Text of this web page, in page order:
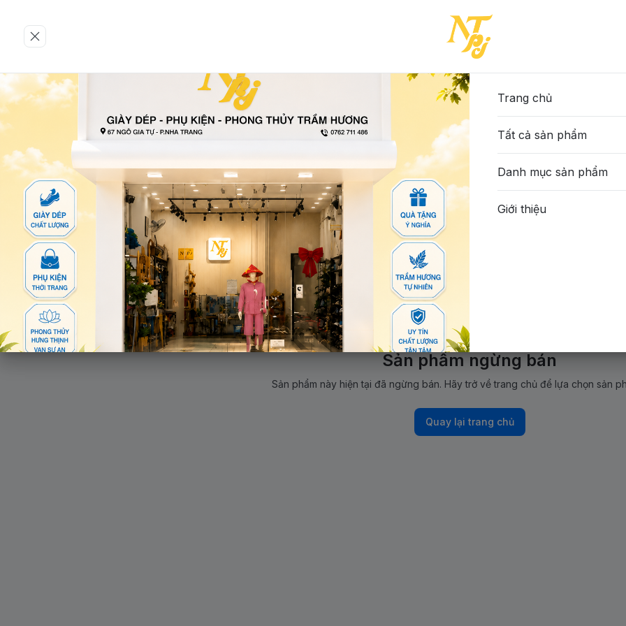
Sản phẩm ngừng bán
Sản phẩm này hiện tại đã ngừng bán. Hãy trở về trang chủ để lựa chọn sản
Quay lại trang chủ
Trang chủ
Tất cả sản phẩm
Danh mục sản phẩm
Giới thiệu